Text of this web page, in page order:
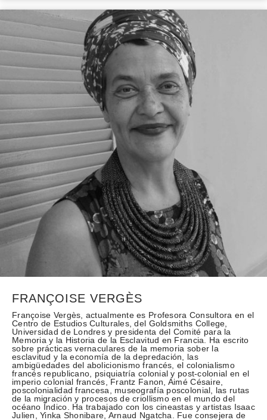
FRANÇOISE VERGÈS
Françoise Vergès, actualmente es Profesora Consultora en el
Centro de Estudios Culturales, del Goldsmiths College,
Universidad de Londres y presidenta del Comité para la
Memoria y la Historia de la Esclavitud en Francia. Ha escrito
sobre prácticas vernaculares de la memoria sober la
esclavitud y la economía de la depredación, las
ambigüedades del abolicionismo francés, el colonialismo
francés republicano, psiquiatría colonial y post-colonial en el
imperio colonial francés, Frantz Fanon, Aimé Césaire,
poscolonialidad francesa, museografía poscolonial, las rutas
de la migración y procesos de criollismo en el mundo del
océano Índico. Ha trabajado con los cineastas y artistas Isaac
Julien, Yinka Shonibare, Arnaud Ngatcha. Fue consejera de